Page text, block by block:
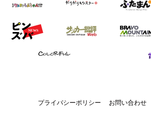
プライバシーポリシー お問い合わせ